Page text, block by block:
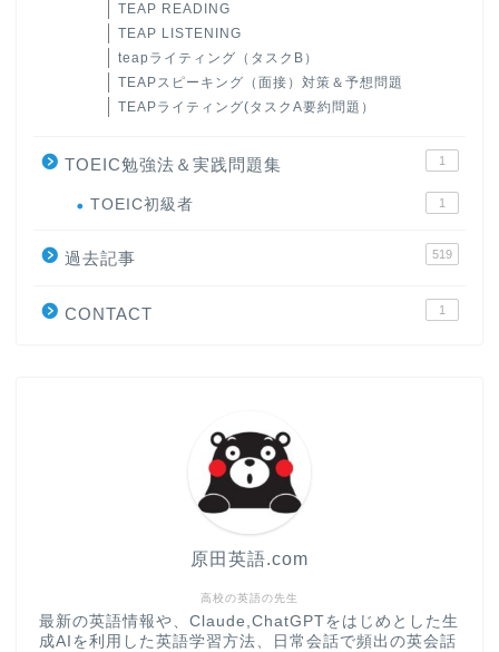
TEAP READING
TEAP LISTENING
teapライティング（タスクB）
TEAPスピーキング（面接）対策＆予想問題
TEAPライティング(タスクA要約問題）
TOEIC勉強法＆実践問題集 1
TOEIC初級者 1
過去記事 519
CONTACT 1
高校の英語の先生
原田英語.com
最新の英語情報や、Claude,ChatGPTをはじめとした生
成AIを利用した英語学習方法、日常会話で頻出の英会話
大学入試英語対策講座
英語名言・格言・カッコい
い英語＆素敵な英文フレー